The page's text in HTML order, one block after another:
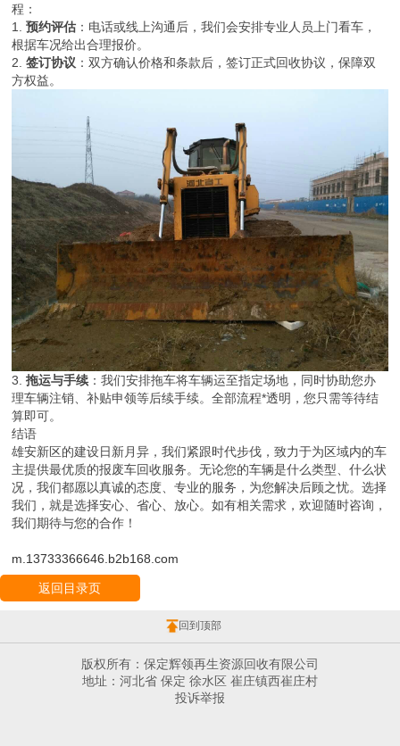
程：
1.预约评估 ：电话或线上沟通后，我们会安排专业人员上门看车，
根据车况给出合理报价。
2.签订协议 ：双方确认价格和条款后，签订正式回收协议，保障双
方权益。
3.拖运与手续：我们安排拖车将车辆运至指定场地，同时协助您办
理车辆注销、补贴申领等后续手续。全部流程*透明，您只需等待结
算即可。
结语
雄安新区的建设日新月异，我们紧跟时代步伐，致力于为区域内的车
主提供最优质的报废车回收服务。无论您的车辆是什么类型、什么状
况，我们都愿以真诚的态度、专业的服务，为您解决后顾之忧。选择
我们，就是选择安心、省心、放心。如有相关需求，欢迎随时咨询，
我们期待与您的合作！
m.13733366646.b2b168.com
返回目录页
回到顶部
版权所有：保定辉领再生资源回收有限公司
地址：河北省 保定 徐水区 崔庄镇西崔庄村
投诉举报